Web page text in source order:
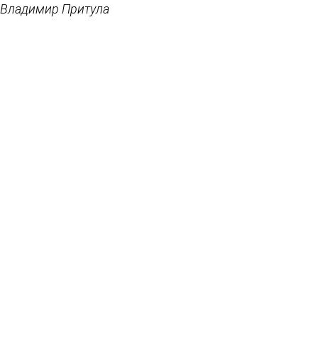
Владимир Притула